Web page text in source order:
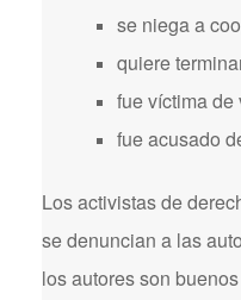
se niega a
quiere
fue víctima
fue acusado
Los activistas de
se denuncian a las
los autores son